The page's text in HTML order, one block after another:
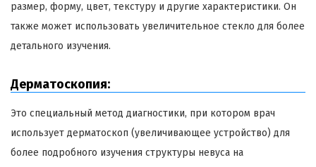
размер, форму, цвет, текстуру и другие характеристики. Он
также может использовать увеличительное стекло для более
детального изучения.
Дерматоскопия:
Это специальный метод диагностики, при котором врач
использует дерматоскоп (увеличивающее устройство) для
более подробного изучения структуры невуса на